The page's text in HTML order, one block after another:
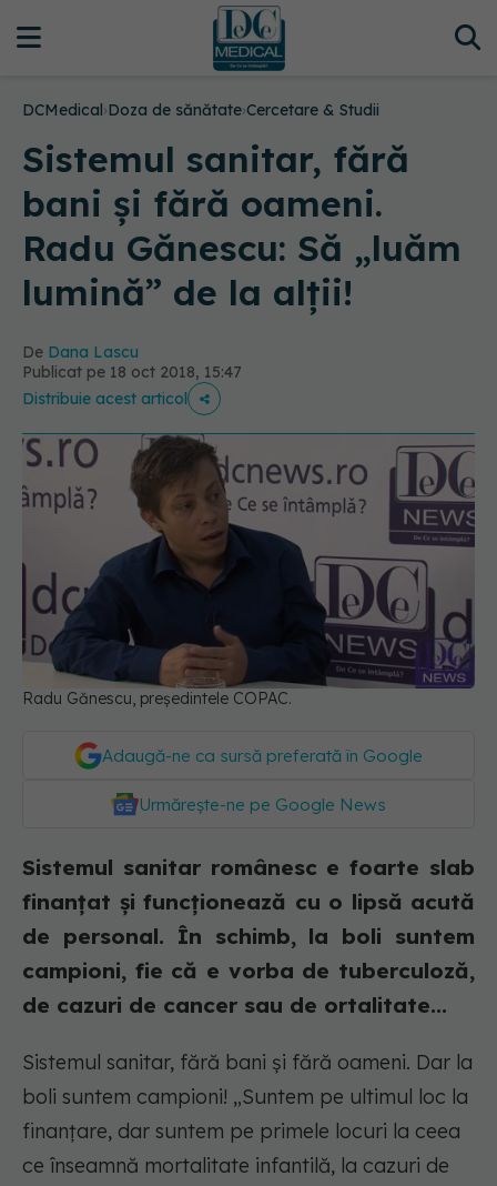
DCMedical›Doza de sănătate›Cercetare & Studii
Sistemul sanitar, fără
bani și fără oameni.
Radu Gănescu: Să „luăm
lumină” de la alții!
De Dana Lascu
Publicat pe 18 oct 2018, 15:47
Distribuie acest articol
Radu Gănescu, președintele COPAC.
Adaugă-ne ca sursă preferată în Google
Urmărește-ne pe Google News
Sistemul sanitar românesc e foarte slab
finanțat și funcționează cu o lipsă acută
de personal. În schimb, la boli suntem
campioni, fie că e vorba de tuberculoză,
de cazuri de cancer sau de ortalitate...
Sistemul sanitar, fără bani și fără oameni. Dar la
boli suntem campioni! „Suntem pe ultimul loc la
finanțare, dar suntem pe primele locuri la ceea
ce înseamnă mortalitate infantilă, la cazuri de